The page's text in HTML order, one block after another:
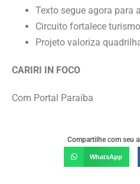
Texto segue agora para
Circuito fortalece
Projeto valoriza
CARIRI IN FOCO
Com Portal Paraíba
Compartilhe com seu
WhatsApp